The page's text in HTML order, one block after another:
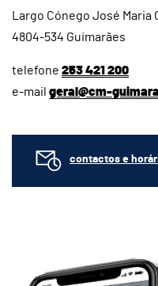
Largo Cónego José Maria
4804-534 Guimarães
telefone 253 421 200
e-mail geral@cm-
contactos e